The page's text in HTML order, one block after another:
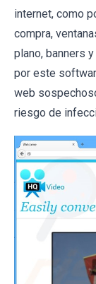
internet, como
compra,
plano, banners
por este
web
riesgo de